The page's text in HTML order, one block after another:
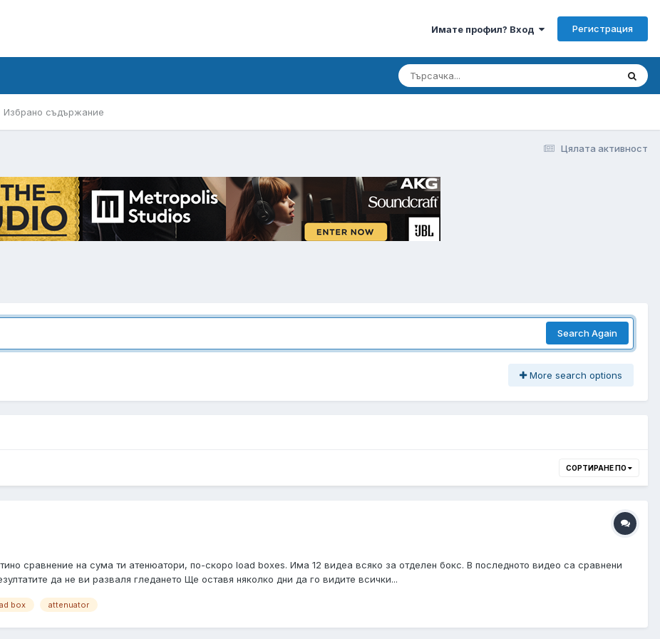
Имате профил? Вход Регистрация
Избрано съдържание
Цялата активност
Search Again
More search options
СОРТИРАНЕ ПО
сравнение на сума ти атенюатори, по-скоро load boxes. Има 12 видеа всяко за отделен бокс. В последното видео са сравнени
да не ви разваля гледането Ще оставя няколко дни да го видите всички...
box attenuator